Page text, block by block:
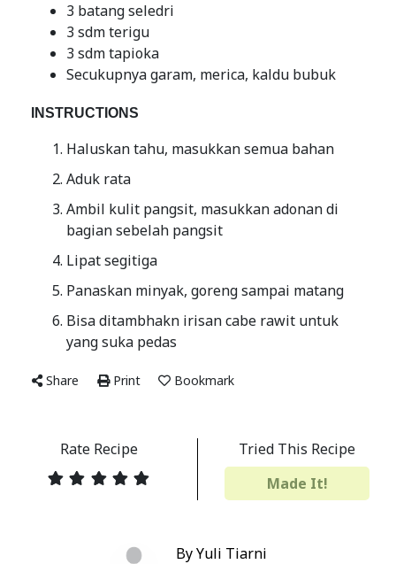
3 batang seledri
3 sdm terigu
3 sdm tapioka
Secukupnya garam, merica, kaldu bubuk
INSTRUCTIONS
Haluskan tahu, masukkan semua bahan
Aduk rata
Ambil kulit pangsit, masukkan adonan di
bagian sebelah pangsit
Lipat segitiga
Panaskan minyak, goreng sampai matang
Bisa ditambhakn irisan cabe rawit untuk
yang suka pedas
Share Print Bookmark
Rate Recipe
Tried This Recipe
Made It!
By Yuli Tiarni